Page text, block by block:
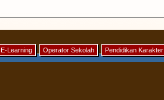
E-Learning Operator Sekolah Pendidikan Karakter